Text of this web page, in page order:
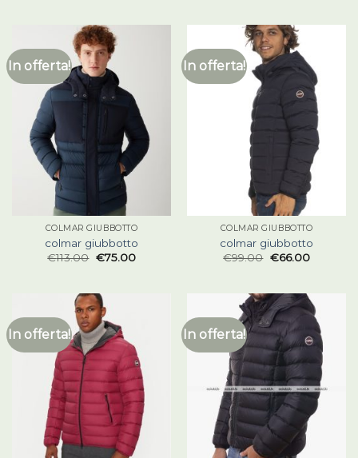
In offerta!
COLMAR GIUBBOTTO
colmar giubbotto
€113.00 €75.00
In offerta!
COLMAR GIUBBOTTO
colmar giubbotto
€99.00 €66.00
In offerta! In offerta!